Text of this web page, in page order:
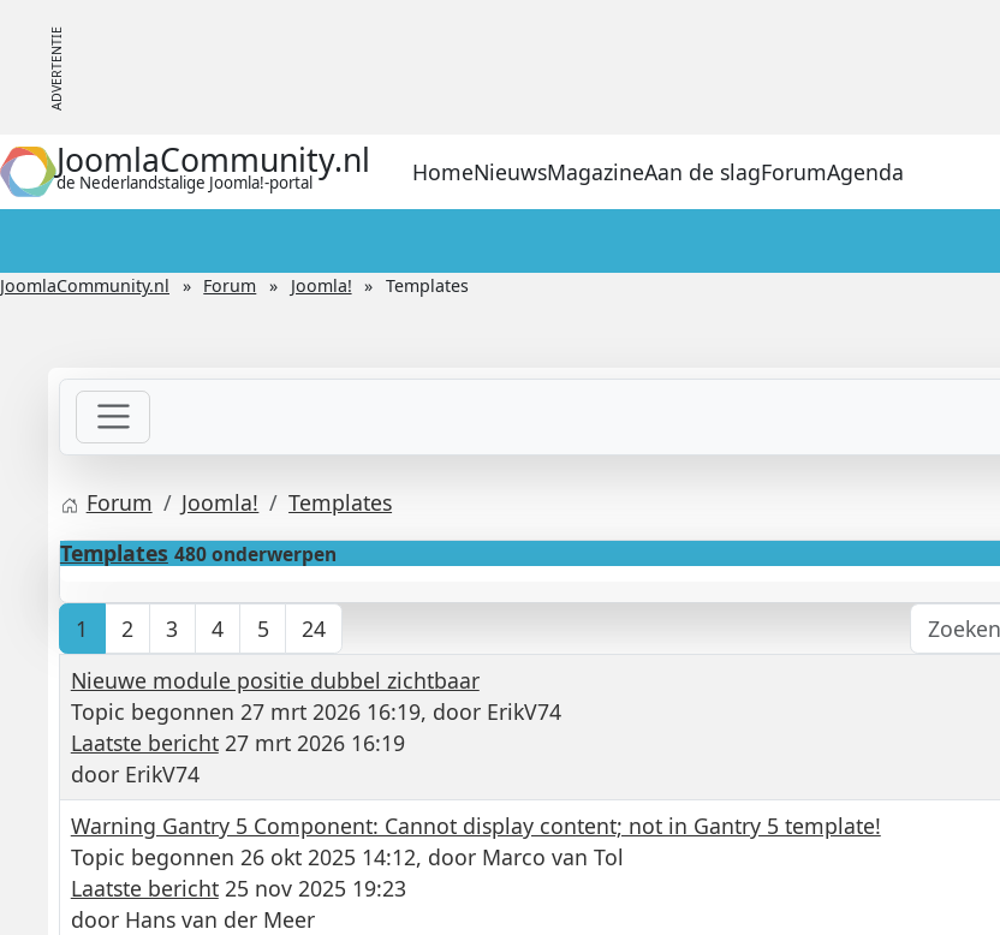
JoomlaCommunity.nl
de Nederlandstalige Joomla!-portal HomeNieuwsMagazineAan de slagForumAgenda
JoomlaCommunity.nl Forum Joomla! Templates
Forum Joomla!
Templates
Templates 480 onderwerpen
1 2 3 4 5
24
Nieuwe module positie dubbel zichtbaar
Topic begonnen 27 mrt 2026 16:19, door ErikV74
Laatste bericht27 mrt 2026 16:19
door ErikV74
Warning Gantry 5 Component: Cannot display content; not in Gantry 5 template!
Topic begonnen 26 okt 2025 14:12, door Marco van Tol
Laatste bericht25 nov 2025 19:23
door Hans van der Meer